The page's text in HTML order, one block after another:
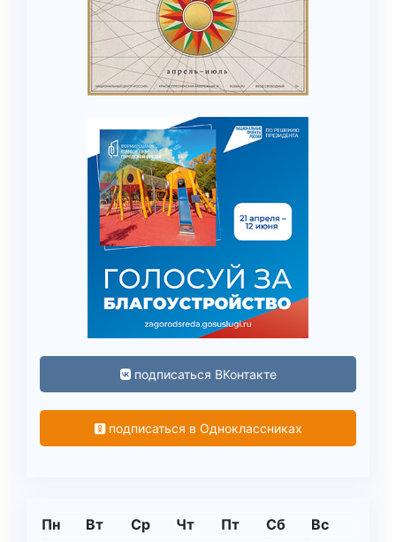
подписаться ВКонтакте
подписаться в Одноклассниках
Пн Вт Ср Чт Пт Сб Вс